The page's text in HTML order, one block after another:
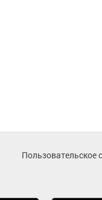
Пользовательское